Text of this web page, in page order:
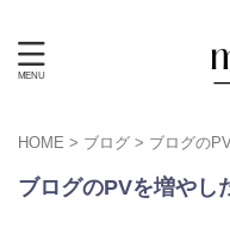
HOME > ブログ > ブログの
ブログのPVを増やし